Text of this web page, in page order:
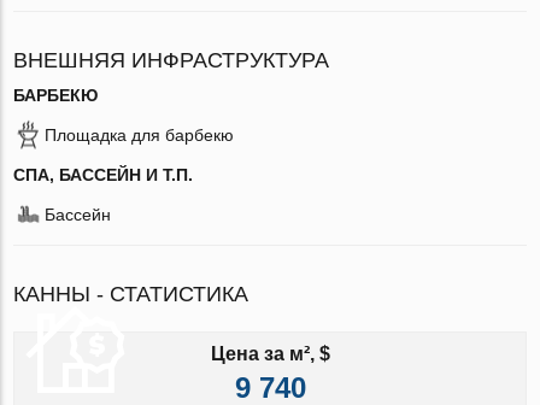
ВНЕШНЯЯ ИНФРАСТРУКТУРА
БАРБЕКЮ
Площадка для барбекю
СПА, БАССЕЙН И Т.П.
Бассейн
КАННЫ - СТАТИСТИКА
Цена за м², $
9 740